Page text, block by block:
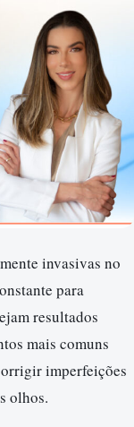
invasivas no
para
resultados
mais comuns
imperfeições
olhos.